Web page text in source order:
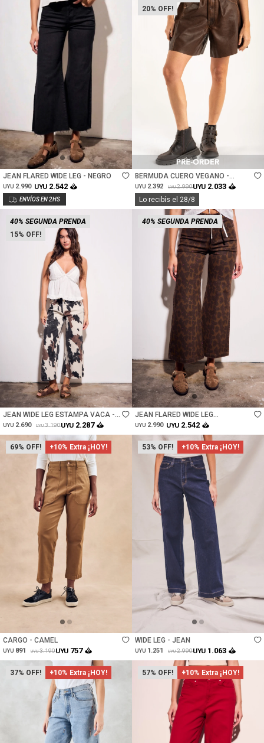
Talle
JEAN FLARED WIDE LEG - NEGRO
UYU 2.990 UYU 2.542
20
Talle
BERMUDA CUERO VEGANO -
CHOCOLATE
UYU 2.392 UYU 2.990UYU 2.033
Lo recibís el 28/8
15
40% SEGUNDA PRENDA
Talle
JEAN WIDE LEG ESTAMPA VACA -
PRINT
UYU 2.690 UYU 3.190UYU 2.287
40% SEGUNDA PRENDA
Talle
JEAN FLARED WIDE LEG
ESTAMPADO - CHOCOLATE
UYU 2.990 UYU 2.542
69 +10% Extra ¡HOY!
CARGO - CAMEL
UYU 891 UYU 3.190UYU 757
53 +10% Extra ¡HOY!
WIDE LEG - JEAN
UYU 1.251 UYU 2.990UYU 1.063
37 +10% Extra ¡HOY! 57 +10% Extra ¡HOY!